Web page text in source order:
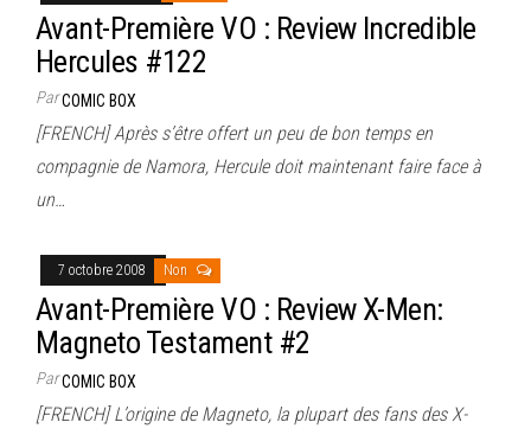
Avant-Première VO : Review Incredible
Hercules #122
ParCOMIC BOX
[FRENCH] Après s’être offert un peu de bon temps en
compagnie de Namora, Hercule doit maintenant faire face à
un…
7 octobre 2008 Non
Avant-Première VO : Review X-Men:
Magneto Testament #2
ParCOMIC BOX
[FRENCH] L’origine de Magneto, la plupart des fans des X-